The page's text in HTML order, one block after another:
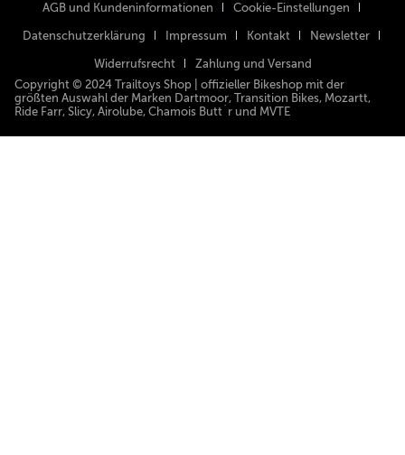
AGB und Kundeninformationen Cookie-Einstellungen
Datenschutzerklärung Impressum Kontakt Newsletter
Widerrufsrecht
Zahlung und Versand
Copyright © 2024 Trailtoys Shop | offizieller Bikeshop mit der
größten Auswahl der Marken Dartmoor, Transition Bikes, Mozartt,
Ride Farr, Slicy, Airolube, Chamois Butt´r und MVTE